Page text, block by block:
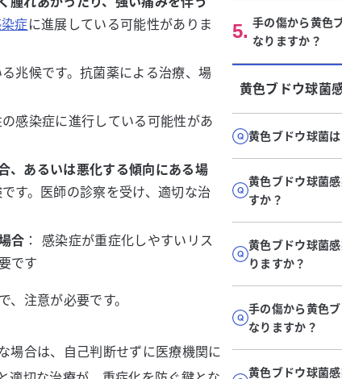
症に進展している可能性がありま
兆候です。抗菌薬による治療、場
の感染症に進行している可能性があ
、あるいは悪化する傾向にある場
す。医師の診察を受け、適切な治
合 ： 感染症が重症化しやすいリス
です
注意が必要です。
場合は、自己判断せずに医療機関に
5. 手の傷から黄色
なりますか？
黄色ブドウ球菌
黄色ブドウ球菌
黄色ブドウ球菌
すか？
黄色ブドウ球菌
りますか？
手の傷から黄色
なりますか？
黄色ブドウ球菌